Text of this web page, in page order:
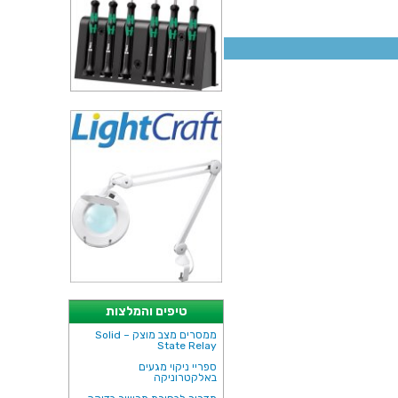
טיפים והמלצות
ממסרים מצב מוצק – Solid
State Relay
ספריי ניקוי מגעים
באלקטרוניקה